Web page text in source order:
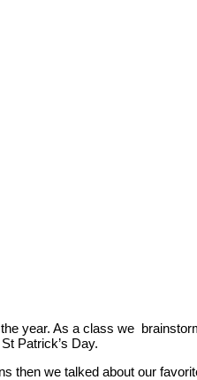
year. As a class we
Patrick’s Day.
then we talked about our